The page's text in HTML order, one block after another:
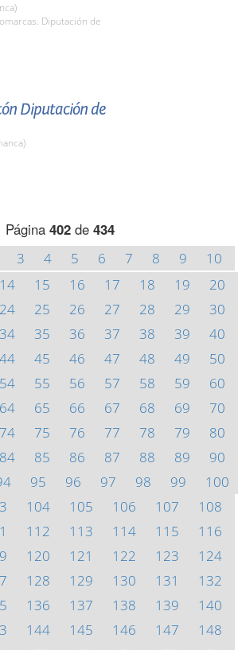
Diputación de
Diputación de
Página 402de 434
3 4 5 6 7 8 9
10
14 15 16 17 18 19
20
24 25 26 27 28 29
30
34 35 36 37 38 39
40
44 45 46 47 48 49
50
54 55 56 57 58 59
60
64 65 66 67 68 69
70
74 75 76 77 78 79
80
84 85 86 87 88 89
90
95 96 97 98 99
100
104 105 106 107
108
112 113 114 115
116
120 121 122 123
124
128 129 130 131
132
136 137 138 139
140
144 145 146 147
148